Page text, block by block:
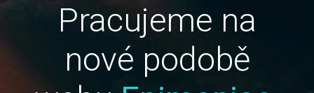
Pracujeme na
nové podobě